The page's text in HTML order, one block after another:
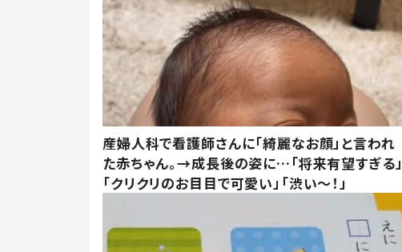
産婦人科で看護師さんに「綺麗なお顔」と言われ
た赤ちゃん。→成長後の姿に…「将来有望すぎる」
「クリクリのお目目で可愛い」「渋い～！」